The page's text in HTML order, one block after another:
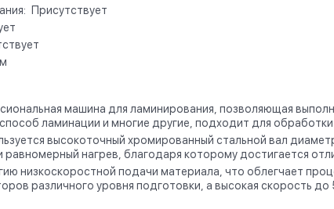
Присутствует
машина для ламинирования, позволяющая
ламинации и многие другие, подходит для
высокоточный хромированный стальной вал
равномерный нагрев, благодаря которому достигается
низкоскоростной подачи материала, что облегчает
различного уровня подготовки, а высокая скорость